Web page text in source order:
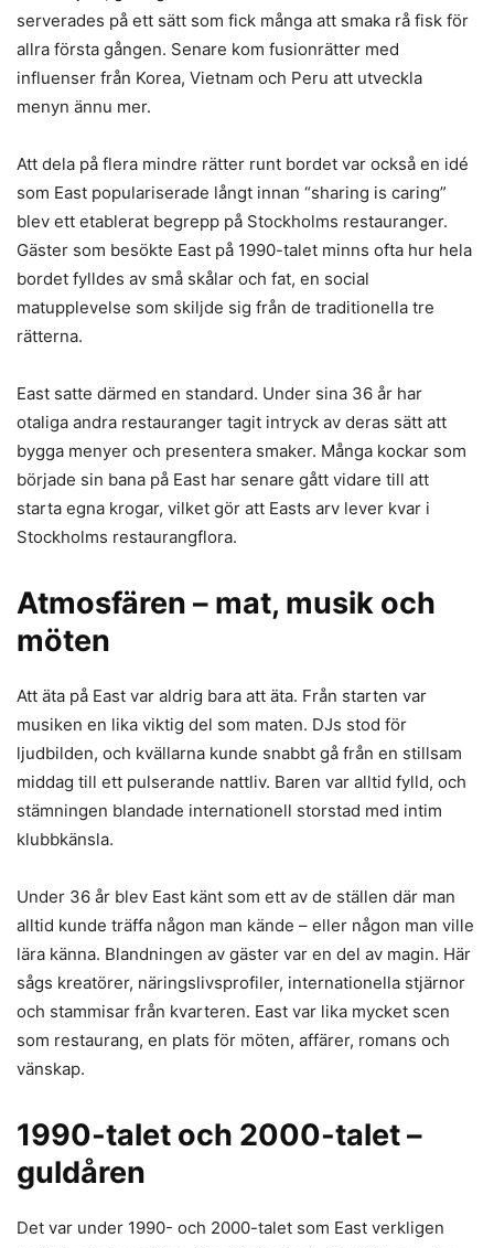
serverades på ett sätt som fick många att smaka rå fisk för
allra första gången. Senare kom fusionrätter med
influenser från Korea, Vietnam och Peru att utveckla
menyn ännu mer.
Att dela på flera mindre rätter runt bordet var också en idé
som East populariserade långt innan “sharing is caring”
blev ett etablerat begrepp på Stockholms restauranger.
Gäster som besökte East på 1990-talet minns ofta hur hela
bordet fylldes av små skålar och fat, en social
matupplevelse som skiljde sig från de traditionella tre
rätterna.
East satte därmed en standard. Under sina 36 år har
otaliga andra restauranger tagit intryck av deras sätt att
bygga menyer och presentera smaker. Många kockar som
började sin bana på East har senare gått vidare till att
starta egna krogar, vilket gör att Easts arv lever kvar i
Stockholms restaurangflora.
Atmosfären – mat, musik och
möten
Att äta på East var aldrig bara att äta. Från starten var
musiken en lika viktig del som maten. DJs stod för
ljudbilden, och kvällarna kunde snabbt gå från en stillsam
middag till ett pulserande nattliv. Baren var alltid fylld, och
stämningen blandade internationell storstad med intim
klubbkänsla.
Under 36 år blev East känt som ett av de ställen där man
alltid kunde träffa någon man kände – eller någon man ville
lära känna. Blandningen av gäster var en del av magin. Här
sågs kreatörer, näringslivsprofiler, internationella stjärnor
och stammisar från kvarteren. East var lika mycket scen
som restaurang, en plats för möten, affärer, romans och
vänskap.
1990-talet och 2000-talet –
guldåren
Det var under 1990- och 2000-talet som East verkligen